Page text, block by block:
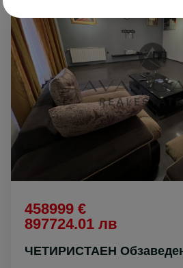
458999 €
897724.01 лв
ЧЕТИРИСТАЕН